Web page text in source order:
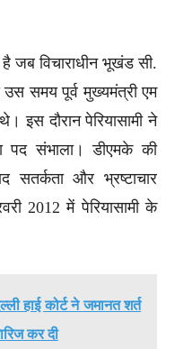
जब विचाराधीन भूखंड सी.
समय पूर्व मुख्यमंत्री एम
इस दौरान पेरियासामी ने
पद संभाला। डीएमके की
सतर्कता और भ्रष्टाचार
2012 में पेरियासामी के
हाई कोर्ट ने जमानत शर्त
कर दी